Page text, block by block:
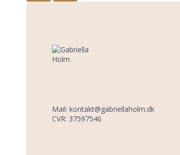
Mail: kontakt@gabriellaholm.dk
CVR: 37597546